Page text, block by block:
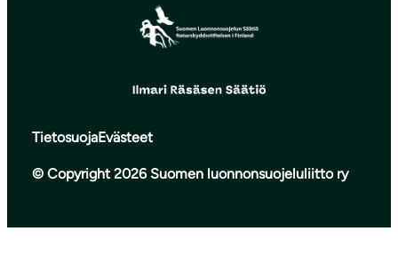
TietosuojaEvästeet
© Copyright 2026 Suomen luonnonsuojeluliitto ry